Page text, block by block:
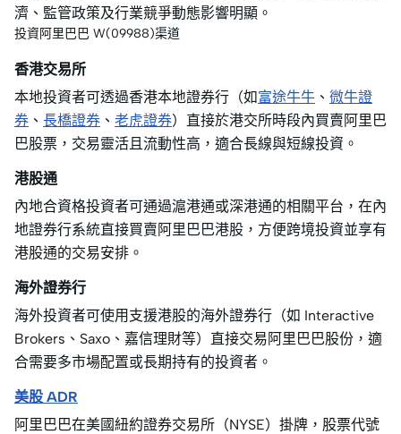
濟、監管政策及行業競爭動態影響明顯。
投資阿里巴巴 W(09988)渠道
香港交易所
本地投資者可透過香港本地證券行（如富途牛牛 、 微牛證
券 、 長橋證券 、 老虎證券）直接於港交所時段內買賣阿里巴
巴股票，交易靈活且流動性高，適合長線與短線投資。
港股通
內地合資格投資者可通過滬港通或深港通的相關平台，在內
地證券行系統直接買賣阿里巴巴港股，方便跨境投資並享有
港股通的交易安排。
海外證券行
海外投資者可使用支援港股的海外證券行（如 Interactive
Brokers、Saxo、嘉信理財等）直接交易阿里巴巴股份，適
合需要多市場配置或長期持有的投資者。
美股 ADR
阿里巴巴在美國紐約證券交易所（NYSE）掛牌，股票代號